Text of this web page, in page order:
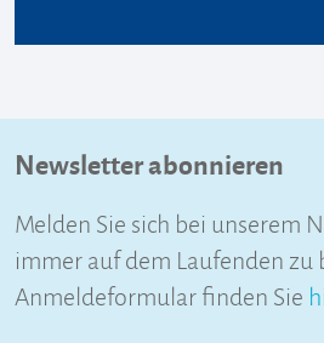
Newsletter abonnieren
Melden Sie sich bei unserem
immer auf dem Laufenden zu
Anmeldeformular finden Sie